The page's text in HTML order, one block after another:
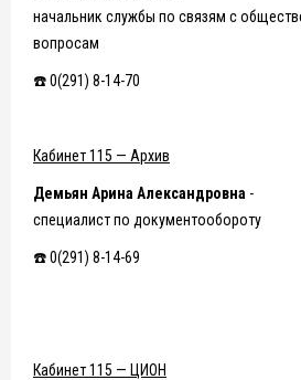
начальник службы по связям с
вопросам
☎️ 0(291) 8-14-70
Кабинет 115 — Архив
Демьян Арина Александровна -
специалист по документообороту
☎️ 0(291) 8-14-69
Кабинет 115 — ЦИОН